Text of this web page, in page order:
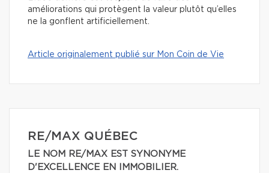
améliorations qui protègent la valeur plutôt qu’elles
ne la gonflent artificiellement.
Article originalement publié sur Mon Coin de Vie
RE/MAX QUÉBEC
LE NOM RE/MAX EST SYNONYME
D'EXCELLENCE EN IMMOBILIER.